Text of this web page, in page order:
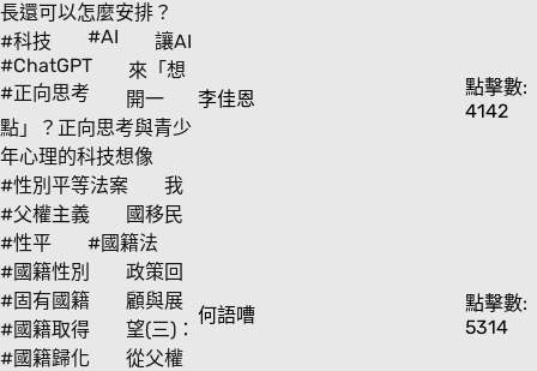
長還可以怎麼安排？
#科技
#AI
#ChatGPT
#正向思考
讓AI
來「想
開一
點」？正向思考與青少
年心理的科技想像
李佳恩
點擊數:
4142
#性別平等法案
#父權主義
#性平
#國籍法
#國籍性別
#固有國籍
#國籍取得
#國籍歸化
我
國移民
政策回
顧與展
望(三)：
從父權
何語嘈
點擊數:
5314